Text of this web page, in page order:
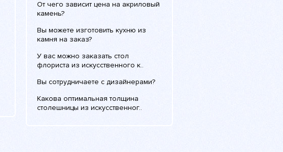
От чего зависит цена на акриловый
камень?
Вы можете изготовить кухню из
камня на заказ?
У вас можно заказать стол
флориста из искусственного к..
Вы сотрудничаете с дизайнерами?
Какова оптимальная толщина
столешницы из искусственног..